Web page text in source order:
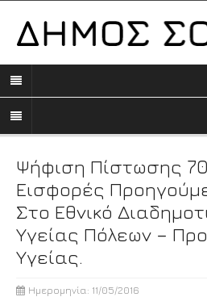
Ψήφιση Πίστωσης
Εισφορές
Στο Εθνικό
Υγείας Πόλεων –
Υγείας.
Ημερομηνία: 11/05/2016